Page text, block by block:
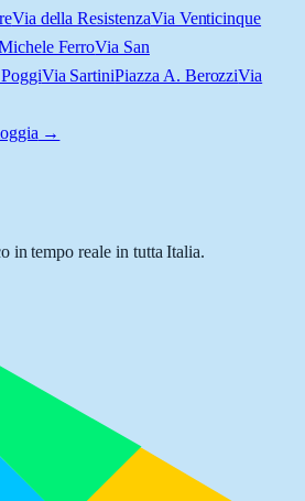
Via della ResistenzaVia Venticinque
FerroVia San
Via SartiniPiazza A. BerozziVia
→
in tempo reale in tutta Italia.